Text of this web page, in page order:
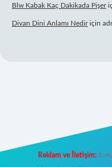
Blw Kabak Kaç Dakikada Pişer
Divan Dini Anlamı Nediriçin
Reklam ve İletişim: E-